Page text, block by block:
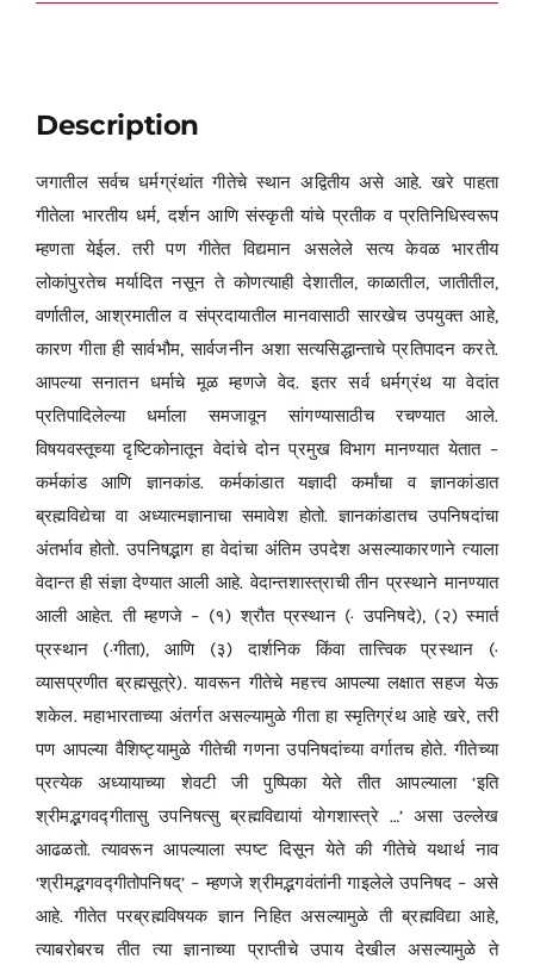
Description
जगातील सर्वच धर्मग्रंथांत गीतेचे स्थान अद्वितीय असे आहे. खरे पाहता
गीतेला भारतीय धर्म, दर्शन आणि संस्कृती यांचे प्रतीक व प्रतिनिधिस्वरूप
म्हणता येईल. तरी पण गीतेत विद्यमान असलेले सत्य केवळ भारतीय
लोकांपुरतेच मर्यादित नसून ते कोणत्याही देशातील, काळातील, जातीतील,
वर्णातील, आश्रमातील व संप्रदायातील मानवासाठी सारखेच उपयुक्त आहे,
कारण गीता ही सार्वभौम, सार्वजनीन अशा सत्यसिद्धान्ताचे प्रतिपादन करते.
आपल्या सनातन धर्माचे मूळ म्हणजे वेद. इतर सर्व धर्मग्रंथ या वेदांत
प्रतिपादिलेल्या धर्माला समजावून सांगण्यासाठीच रचण्यात आले.
विषयवस्तूच्या दृष्टिकोनातून वेदांचे दोन प्रमुख विभाग मानण्यात येतात –
कर्मकांड आणि ज्ञानकांड. कर्मकांडात यज्ञादी कर्मांचा व ज्ञानकांडात
ब्रह्मविद्येचा वा अध्यात्मज्ञानाचा समावेश होतो. ज्ञानकांडातच उपनिषदांचा
अंतर्भाव होतो. उपनिषद्भाग हा वेदांचा अंतिम उपदेश असल्याकारणाने त्याला
वेदान्त ही संज्ञा देण्यात आली आहे. वेदान्तशास्त्राची तीन प्रस्थाने मानण्यात
आली आहेत. ती म्हणजे – (१) श्रौत प्रस्थान (· उपनिषदे), (२) स्मार्त
प्रस्थान (·गीता), आणि (३) दार्शनिक किंवा तात्त्विक प्रस्थान (·
व्यासप्रणीत ब्रह्मसूत्रे). यावरून गीतेचे महत्त्व आपल्या लक्षात सहज येऊ
शकेल. महाभारताच्या अंतर्गत असल्यामुळे गीता हा स्मृतिग्रंथ आहे खरे, तरी
पण आपल्या वैशिष्ट्यामुळे गीतेची गणना उपनिषदांच्या वर्गातच होते. गीतेच्या
प्रत्येक अध्यायाच्या शेवटी जी पुष्पिका येते तीत आपल्याला ‘इति
श्रीमद्भगवद्गीतासु उपनिषत्सु ब्रह्मविद्यायां योगशास्त्रे …’ असा उल्लेख
आढळतो. त्यावरून आपल्याला स्पष्ट दिसून येते की गीतेचे यथार्थ नाव
‘श्रीमद्भगवद्गीतोपनिषद्’ – म्हणजे श्रीमद्भगवंतांनी गाइलेले उपनिषद – असे
आहे. गीतेत परब्रह्मविषयक ज्ञान निहित असल्यामुळे ती ब्रह्मविद्या आहे,
त्याबरोबरच तीत त्या ज्ञानाच्या प्राप्तीचे उपाय देखील असल्यामुळे ते